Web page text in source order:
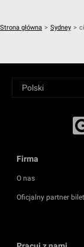
Strona główna > Sydney >
Firma
O nas
Oficjalny partner